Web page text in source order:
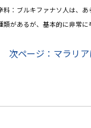
料：ブルキファナソ人は、あ
があるが、基本的に非常に
次ページ：マラリ